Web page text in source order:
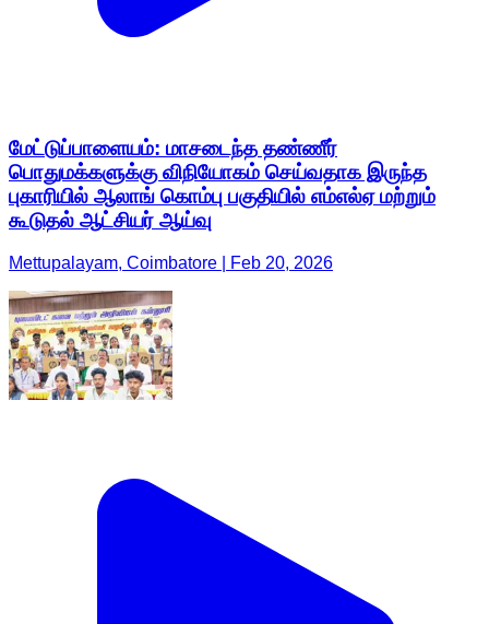
மேட்டுப்பாளையம்: மாசடைந்த தண்ணீர்
பொதுமக்களுக்கு விநியோகம் செய்வதாக இருந்த
புகாரியில் ஆலாங் கொம்பு பகுதியில் எம்எல்ஏ மற்றும்
கூடுதல் ஆட்சியர் ஆய்வு
Mettupalayam, Coimbatore | Feb 20, 2026